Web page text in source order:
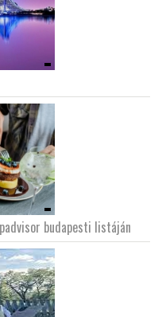
budapesti listáján